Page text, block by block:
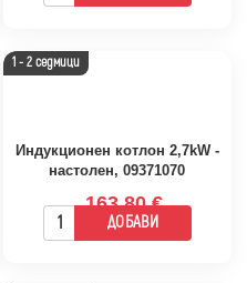
1 - 2 седмици
Индукционен котлон 2,7kW -
настолен, 09371070
163.80 €
ДОБАВИ